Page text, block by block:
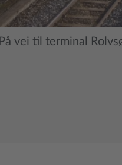
På vei til terminal